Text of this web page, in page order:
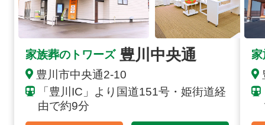
家族葬のトワーズ 豊川中央通
豊川市中央通2-10
「豊川IC」より国道151号・姫街道経
由で約9分
家